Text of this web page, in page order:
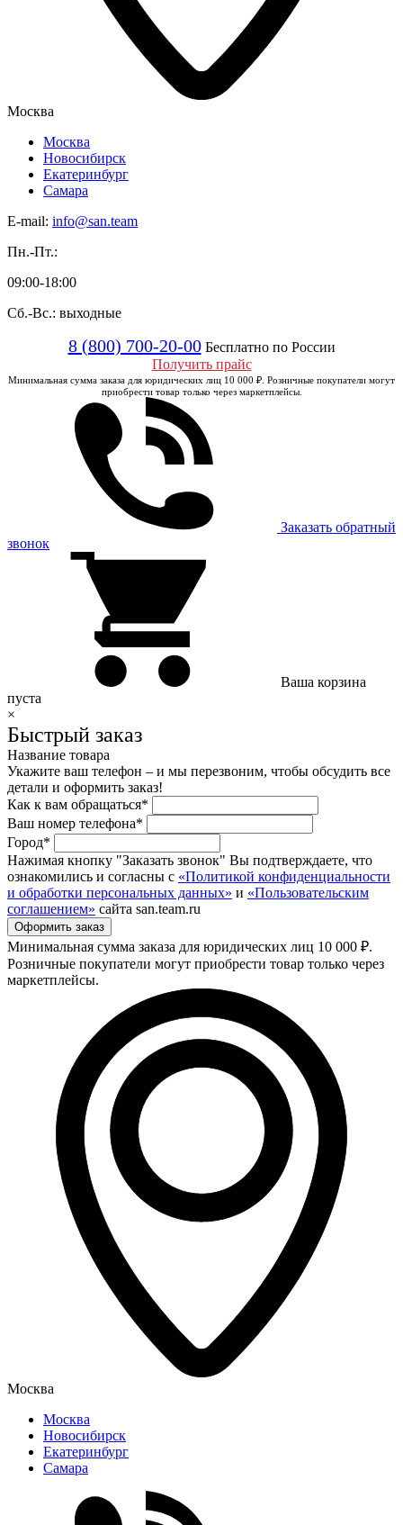
Москва
Москва
Новосибирск
Екатеринбург
Самара
E-mail: info@san.team
Пн.-Пт.:
09:00-18:00
Сб.-Вс.: выходные
8 (800) 700-20-00 Бесплатно по России
Получить прайс
Минимальная сумма заказа для юридических лиц 10 000 ₽. Розничные покупатели могут
приобрести товар только через маркетплейсы.
Заказать обратный
звонок
Ваша корзина
пуста
×
Быстрый заказ
Название товара
Укажите ваш телефон – и мы перезвоним, чтобы обсудить все
детали и оформить заказ!
Как к вам обращаться*
Ваш номер телефона*
Город*
Нажимая кнопку "Заказать звонок" Вы подтверждаете, что
ознакомились и согласны с «Политикой конфиденциальности
и обработки персональных данных» и «Пользовательским
соглашением» сайта san.team.ru
Минимальная сумма заказа для юридических лиц 10 000 ₽.
Розничные покупатели могут приобрести товар только через
маркетплейсы.
Москва
Москва
Новосибирск
Екатеринбург
Самара